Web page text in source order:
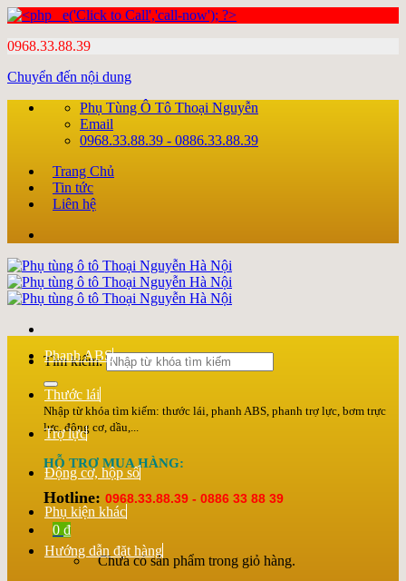
0968.33.88.39
Chuyển đến nội dung
Phụ Tùng Ô Tô Thoại Nguyễn
Email
0968.33.88.39 - 0886.33.88.39
Trang Chủ
Tin tức
Liên hệ
Tìm kiếm:
Nhập từ khóa tìm kiếm: thước lái, phanh ABS, phanh trợ lực, bơm trực
lực, động cơ, dầu,...
HỖ TRỢ MUA HÀNG:
Hotline: 0968.33.88.39 - 0886 33 88 39
0 ₫
Chưa có sản phẩm trong giỏ hàng.
Phanh ABS
Thước lái
Trợ lực
Động cơ, hộp số
Phụ kiện khác
Hướng dẫn đặt hàng